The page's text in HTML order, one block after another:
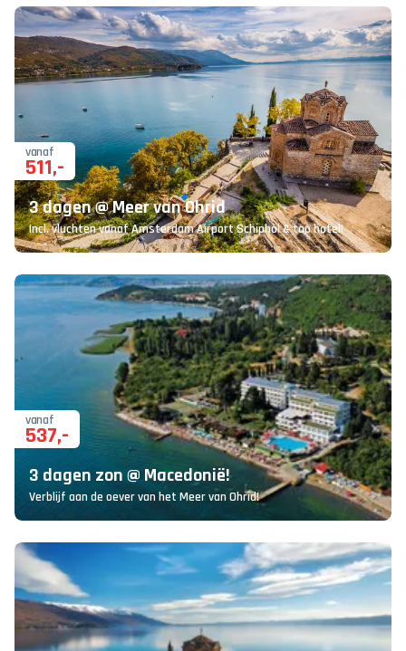
vanaf
511,-
3 dagen @ Meer van Ohrid
Incl. vluchten vanaf Amsterdam Airport Schiphol & top hotel!
vanaf
537,-
3 dagen zon @ Macedonië!
Verblijf aan de oever van het Meer van Ohrid!